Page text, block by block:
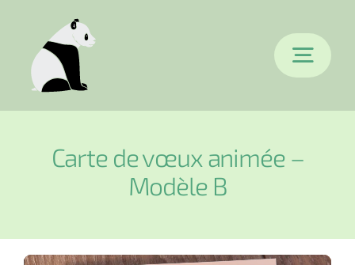
contenu
Epertises
Références
Carte de vœux animée –
Modèle B